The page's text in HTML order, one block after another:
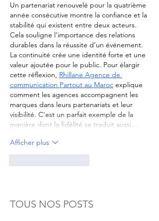
Un partenariat renouvelé pour la quatrième
année consécutive montre la confiance et la
stabilité qui existent entre deux acteurs.
Cela souligne l’importance des relations
durables dans la réussite d’un événement.
La continuité crée une identité forte et une
valeur ajoutée pour le public. Pour élargir
cette réflexion, Rhillane Agence de
communication Partout au Maroc explique
comment les agences accompagnent les
marques dans leurs partenariats et leur
visibilité. C’est un parfait exemple de la
manière dont la fidélité se traduit aussi…
Afficher plus
TOUS NOS POSTS